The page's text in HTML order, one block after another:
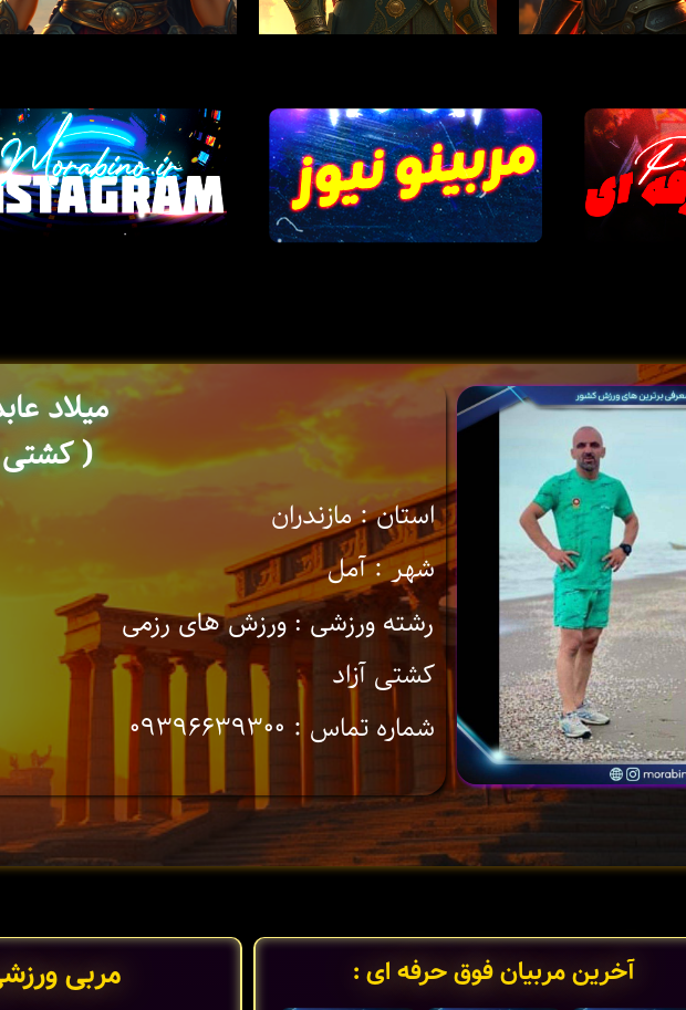
میلاد
(
استان : مازندران
شهر : آمل
رشته ورزشی : ورزش های رزمی
کشتی آزاد
شماره تماس : ۰۹۳۹۶۶۳۹۳۰۰
آخرین مربیان فوق حرفه ای : مربی